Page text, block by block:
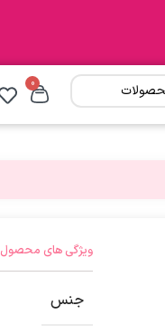
0
ویژگی های محصول
جنس